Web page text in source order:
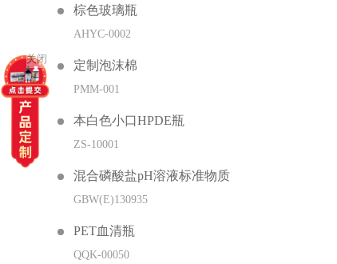
棕色玻璃瓶
AHYC-0002
定制泡沫棉
PMM-001
本白色小口HPDE瓶
ZS-10001
混合磷酸盐pH溶液标准物质
GBW(E)130935
PET血清瓶
QQK-00050
关闭